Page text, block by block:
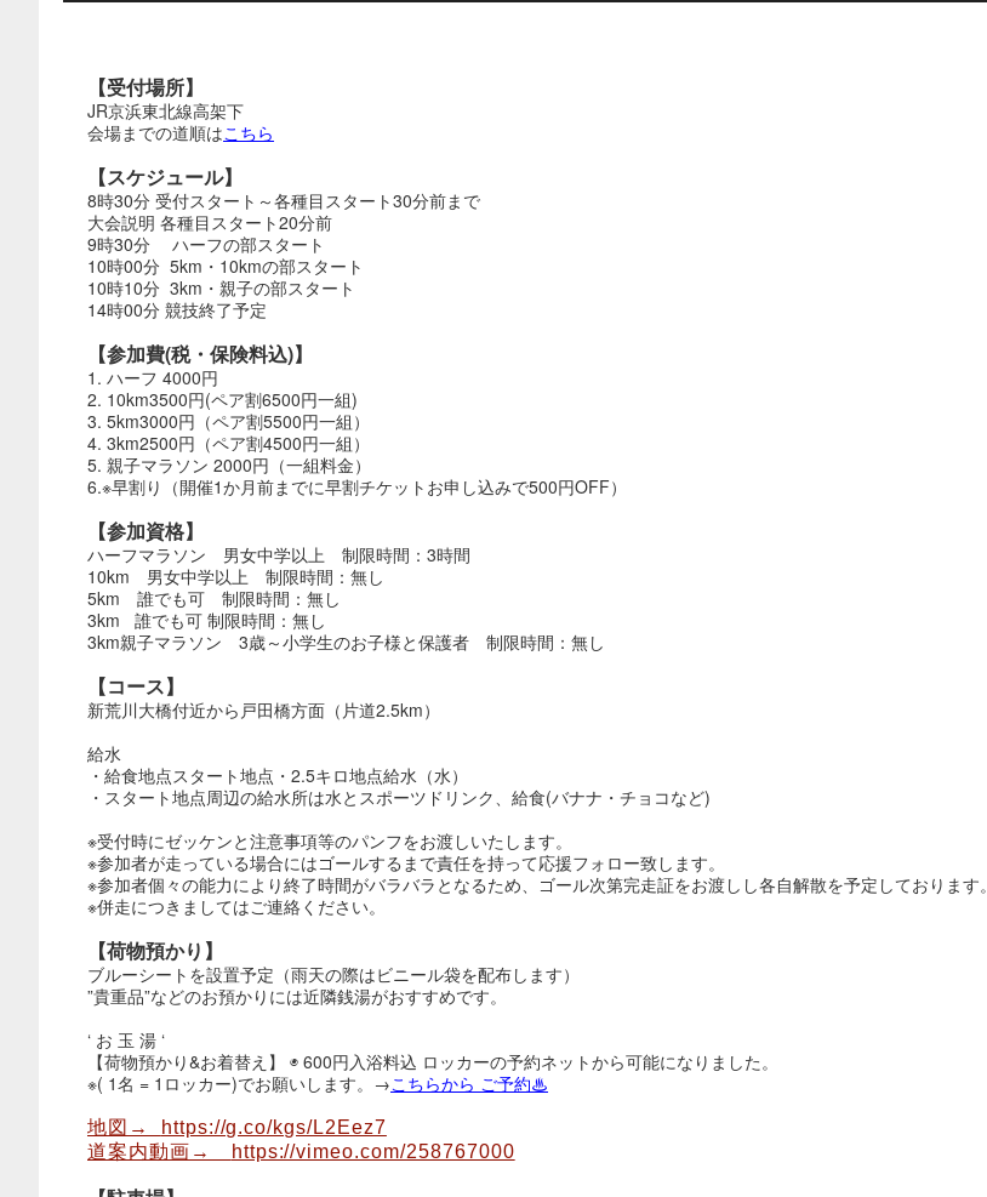
【受付場所】
JR京浜東北線高架下
会場までの道順はこちら
【スケジュール】
8時30分 受付スタート～各種目スタート30分前まで
大会説明 各種目スタート20分前
9時30分 ハーフの部スタート
10時00分 5km・10kmの部スタート
10時10分 3km・親子の部スタート
14時00分 競技終了予定
【参加費(税・保険料込)】
1. ハーフ 4000円
2. 10km3500円(ペア割6500円一組)
3. 5km3000円（ペア割5500円一組）
4. 3km2500円（ペア割4500円一組）
5. 親子マラソン 2000円（一組料金）
6.※早割り（開催1か月前までに早割チケットお申し込みで500円OFF）
【参加資格】
ハーフマラソン 男女中学以上 制限時間：3時間
10km 男女中学以上 制限時間：無し
5km 誰でも可 制限時間：無し
3km 誰でも可 制限時間：無し
3km親子マラソン 3歳～小学生のお子様と保護者 制限時間：無し
【コース】
新荒川大橋付近から戸田橋方面（片道2.5km）
給水
・給食地点スタート地点・2.5キロ地点給水（水）
・スタート地点周辺の給水所は水とスポーツドリンク、給食(バナナ・チョコなど)
※受付時にゼッケンと注意事項等のパンフをお渡しいたします。
※参加者が走っている場合にはゴールするまで責任を持って応援フォロー致します。
※参加者個々の能力により終了時間がバラバラとなるため、ゴール次第完走証をお渡しし各自解散を予定しております。
※併走につきましてはご連絡ください。
【荷物預かり】
ブルーシートを設置予定（雨天の際はビニール袋を配布します）
”貴重品”などのお預かりには近隣銭湯がおすすめです。
‘ お 玉 湯 ‘
【荷物預かり&お着替え】 ◉ 600円入浴料込 ロッカーの予約ネットから可能になりました。
※( 1名 = 1ロッカー)でお願いします。→こちらから ご予約♨
地図→
https://g.co/kgs/L2Eez7
道案内動画→
https://vimeo.com/258767000